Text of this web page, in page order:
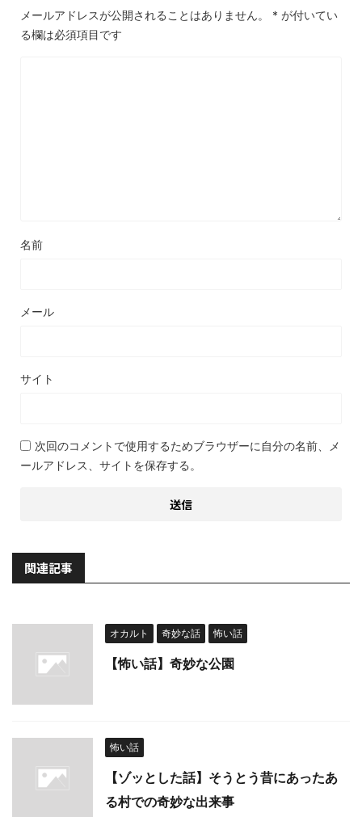
メールアドレスが公開されることはありません。 * が付いてい
る欄は必須項目です
名前
メール
サイト
次回のコメントで使用するためブラウザーに自分の名前、メ
ールアドレス、サイトを保存する。
関連記事
オカルト 奇妙な話 怖い話
【怖い話】奇妙な公園
怖い話
【ゾッとした話】そうとう昔にあったあ
る村での奇妙な出来事